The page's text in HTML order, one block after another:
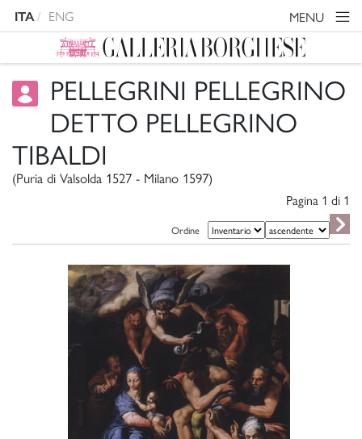
ITA ENG MENU
PELLEGRINI PELLEGRINO
DETTO PELLEGRINO
TIBALDI
(Puria di Valsolda 1527 - Milano 1597)
Pagina 1 di 1
Ordine